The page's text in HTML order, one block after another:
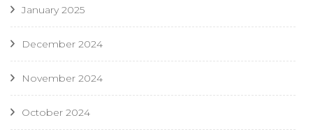
January 2025
December 2024
November 2024
October 2024